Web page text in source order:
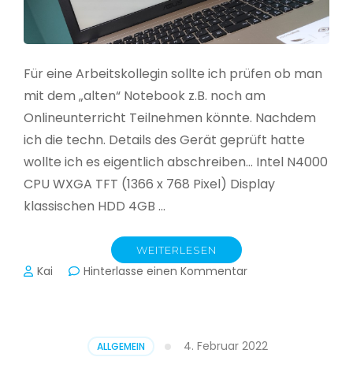
Für eine Arbeitskollegin sollte ich prüfen ob man
mit dem „alten“ Notebook z.B. noch am
Onlineunterricht Teilnehmen könnte. Nachdem
ich die techn. Details des Gerät geprüft hatte
wollte ich es eigentlich abschreiben… Intel N4000
CPU WXGA TFT (1366 x 768 Pixel) Display
klassischen HDD 4GB …
WEITERLESEN
Kai Hinterlasse einen Kommentarzu
ALLGEMEIN 4. Februar 2022